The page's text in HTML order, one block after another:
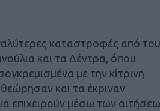
καταστροφές από
και τα Δέντρα, όπου
με την κίτρινη
και τα έκριναν
επιχειρούν μέσω των